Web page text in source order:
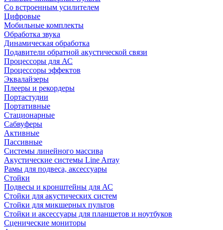
Со встроенным усилителем
Цифровые
Мобильные комплекты
Обработка звука
Динамическая обработка
Подавители обратной акустической связи
Процессоры для АС
Процессоры эффектов
Эквалайзеры
Плееры и рекордеры
Портастудии
Портативные
Стационарные
Сабвуферы
Активные
Пассивные
Системы линейного массива
Акустические системы Line Array
Рамы для подвеса, аксессуары
Стойки
Подвесы и кронштейны для АС
Стойки для акустических систем
Стойки для микшерных пультов
Стойки и аксессуары для планшетов и ноутбуков
Сценические мониторы